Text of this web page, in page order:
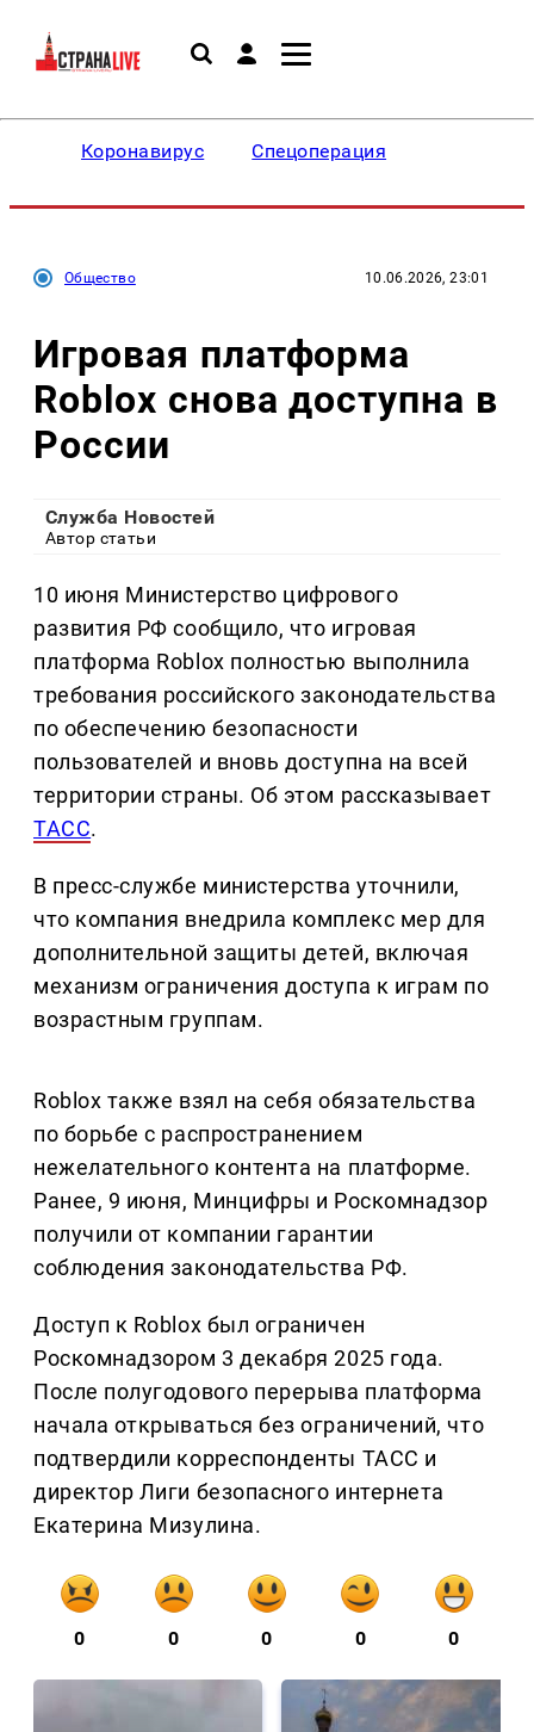
Коронавирус Спецоперация
Общество 10.06.2026, 23:01
Игровая платформа
Roblox снова доступна в
России
Служба Новостей
Автор статьи
10 июня Министерство цифрового
развития РФ сообщило, что игровая
платформа Roblox полностью выполнила
требования российского законодательства
по обеспечению безопасности
пользователей и вновь доступна на всей
территории страны. Об этом рассказывает
ТАСС.
В пресс-службе министерства уточнили,
что компания внедрила комплекс мер для
дополнительной защиты детей, включая
механизм ограничения доступа к играм по
возрастным группам.
Roblox также взял на себя обязательства
по борьбе с распространением
нежелательного контента на платформе.
Ранее, 9 июня, Минцифры и Роскомнадзор
получили от компании гарантии
соблюдения законодательства РФ.
Доступ к Roblox был ограничен
Роскомнадзором 3 декабря 2025 года.
После полугодового перерыва платформа
начала открываться без ограничений, что
подтвердили корреспонденты ТАСС и
директор Лиги безопасного интернета
Екатерина Мизулина.
0 0 0 0 0